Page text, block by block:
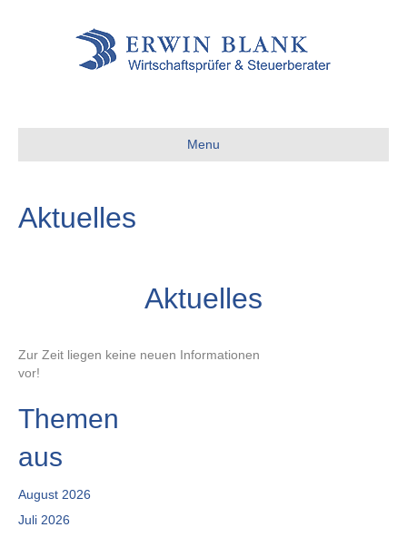
Menu
Aktuelles
Aktuelles
Zur Zeit liegen keine neuen Informationen
vor!
Themen
aus
August 2026
Juli 2026